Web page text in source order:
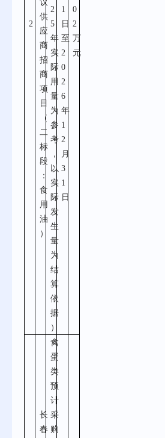
2
议
供
应
商
招
商
项
目
（
二
标
段
：
食
用
油
）
2
5
年
实
际
用
量
为
参
考
，
以
实
际
发
生
量
为
结
算
依
据
）
1
日
至
2
0
2
6
年
1
2
月
3
1
日
0
2
万
元
长
春
禽
蛋
类
预
计
采
购